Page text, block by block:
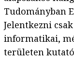
Tudományban
Jelentkezni
informatikai,
területen